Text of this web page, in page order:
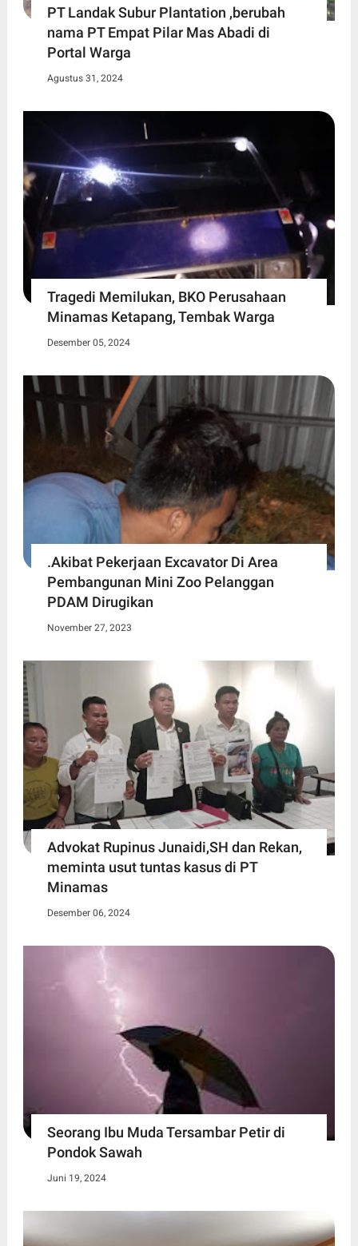
PT Landak Subur Plantation ,berubah
nama PT Empat Pilar Mas Abadi di
Portal Warga
Agustus 31, 2024
Tragedi Memilukan, BKO Perusahaan
Minamas Ketapang, Tembak Warga
Desember 05, 2024
.Akibat Pekerjaan Excavator Di Area
Pembangunan Mini Zoo Pelanggan
PDAM Dirugikan
November 27, 2023
Advokat Rupinus Junaidi,SH dan Rekan,
meminta usut tuntas kasus di PT
Minamas
Desember 06, 2024
Seorang Ibu Muda Tersambar Petir di
Pondok Sawah
Juni 19, 2024